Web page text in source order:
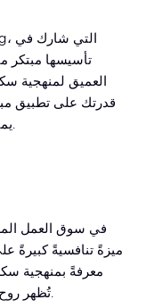
تأسيسها مبتكر
العميق لمنهجية
قدرتك على تطبيق
يمنحك مصداقيةً بين زملائك وأصحاب المصلحة.
في سوق العمل
معرفةً بمنهجية
تُظهر روح المبادرة والتفاني والالتزام بالتطوير المهني.